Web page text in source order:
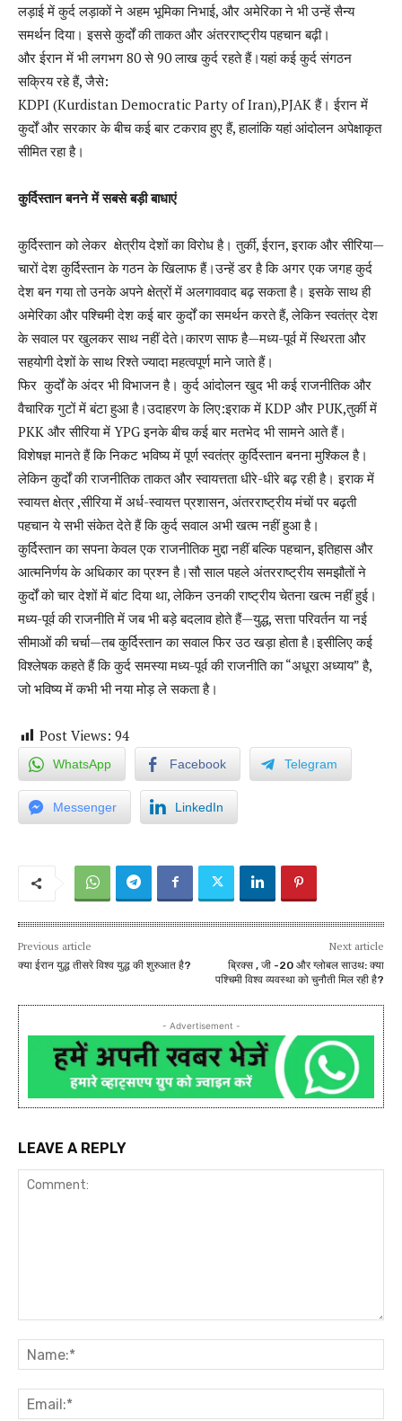
लड़ाई में कुर्द लड़ाकों ने अहम भूमिका निभाई, और अमेरिका ने भी उन्हें सैन्य
समर्थन दिया। इससे कुर्दों की ताकत और अंतरराष्ट्रीय पहचान बढ़ी।
और ईरान में भी लगभग 80 से 90 लाख कुर्द रहते हैं।यहां कई कुर्द संगठन
सक्रिय रहे हैं, जैसे:
KDPI (Kurdistan Democratic Party of Iran),PJAK हैं। ईरान में
कुर्दों और सरकार के बीच कई बार टकराव हुए हैं, हालांकि यहां आंदोलन अपेक्षाकृत
सीमित रहा है।
कुर्दिस्तान बनने में सबसे बड़ी बाधाएं
कुर्दिस्तान को लेकर क्षेत्रीय देशों का विरोध है। तुर्की, ईरान, इराक और सीरिया—
चारों देश कुर्दिस्तान के गठन के खिलाफ हैं।उन्हें डर है कि अगर एक जगह कुर्द
देश बन गया तो उनके अपने क्षेत्रों में अलगाववाद बढ़ सकता है। इसके साथ ही
अमेरिका और पश्चिमी देश कई बार कुर्दों का समर्थन करते हैं, लेकिन स्वतंत्र देश
के सवाल पर खुलकर साथ नहीं देते।कारण साफ है—मध्य-पूर्व में स्थिरता और
सहयोगी देशों के साथ रिश्ते ज्यादा महत्वपूर्ण माने जाते हैं।
फिर कुर्दों के अंदर भी विभाजन है। कुर्द आंदोलन खुद भी कई राजनीतिक और
वैचारिक गुटों में बंटा हुआ है।उदाहरण के लिए:इराक में KDP और PUK,तुर्की में
PKK और सीरिया में YPG इनके बीच कई बार मतभेद भी सामने आते हैं।
विशेषज्ञ मानते हैं कि निकट भविष्य में पूर्ण स्वतंत्र कुर्दिस्तान बनना मुश्किल है।
लेकिन कुर्दों की राजनीतिक ताकत और स्वायत्तता धीरे-धीरे बढ़ रही है। इराक में
स्वायत्त क्षेत्र ,सीरिया में अर्ध-स्वायत्त प्रशासन, अंतरराष्ट्रीय मंचों पर बढ़ती
पहचान ये सभी संकेत देते हैं कि कुर्द सवाल अभी खत्म नहीं हुआ है।
कुर्दिस्तान का सपना केवल एक राजनीतिक मुद्दा नहीं बल्कि पहचान, इतिहास और
आत्मनिर्णय के अधिकार का प्रश्न है।सौ साल पहले अंतरराष्ट्रीय समझौतों ने
कुर्दों को चार देशों में बांट दिया था, लेकिन उनकी राष्ट्रीय चेतना खत्म नहीं हुई।
मध्य-पूर्व की राजनीति में जब भी बड़े बदलाव होते हैं—युद्ध, सत्ता परिवर्तन या नई
सीमाओं की चर्चा—तब कुर्दिस्तान का सवाल फिर उठ खड़ा होता है।इसीलिए कई
विश्लेषक कहते हैं कि कुर्द समस्या मध्य-पूर्व की राजनीति का “अधूरा अध्याय” है,
जो भविष्य में कभी भी नया मोड़ ले सकता है।
Post Views: 94
WhatsApp Facebook Telegram
Messenger LinkedIn
Previous article
क्या ईरान युद्ध तीसरे विश्व युद्ध की शुरुआत है?
Next article
ब्रिक्स , जी -20 और ग्लोबल साउथ: क्या
पश्चिमी विश्व व्यवस्था को चुनौती मिल रही है?
- Advertisement -
LEAVE A REPLY